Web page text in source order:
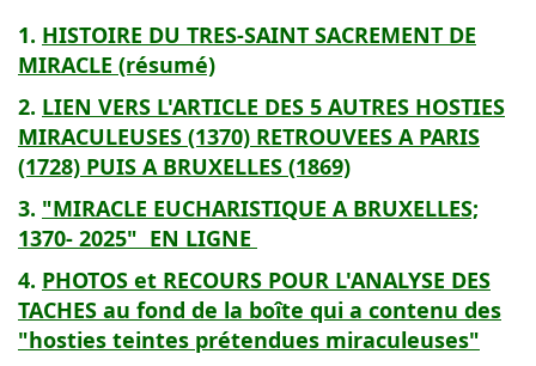
1. HISTOIRE DU TRES-SAINT SACREMENT DE
MIRACLE (résumé)
2. LIEN VERS L'ARTICLE DES 5 AUTRES HOSTIES
MIRACULEUSES (1370) RETROUVEES A PARIS
(1728) PUIS A BRUXELLES (1869)
3. "MIRACLE EUCHARISTIQUE A BRUXELLES;
1370- 2025" EN LIGNE
4. PHOTOS et RECOURS POUR L'ANALYSE DES
TACHES au fond de la boîte qui a contenu des
"hosties teintes prétendues miraculeuses"